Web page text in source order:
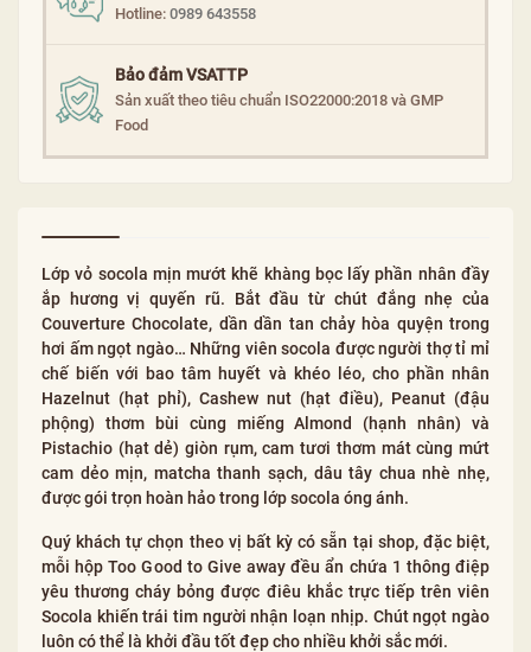
Hotline: 0989 643558
Bảo đảm VSATTP
Sản xuất theo tiêu chuẩn ISO22000:2018 và GMP
Food
Lớp vỏ socola mịn mướt khẽ khàng bọc lấy phần nhân đầy
ắp hương vị quyến rũ. Bắt đầu từ chút đắng nhẹ của
Couverture Chocolate, dần dần tan chảy hòa quyện trong
hơi ấm ngọt ngào… Những viên socola được người thợ tỉ mỉ
chế biến với bao tâm huyết và khéo léo, cho phần nhân
Hazelnut (hạt phỉ), Cashew nut (hạt điều), Peanut (đậu
phộng) thơm bùi cùng miếng Almond (hạnh nhân) và
Pistachio (hạt dẻ) giòn rụm, cam tươi thơm mát cùng mứt
cam dẻo mịn, matcha thanh sạch, dâu tây chua nhè nhẹ,
được gói trọn hoàn hảo trong lớp socola óng ánh.
Quý khách tự chọn theo vị bất kỳ có sẵn tại shop, đặc biệt,
mỗi hộp Too Good to Give away đều ẩn chứa 1 thông điệp
yêu thương cháy bỏng được điêu khắc trực tiếp trên viên
Socola khiến trái tim người nhận loạn nhịp. Chút ngọt ngào
luôn có thể là khởi đầu tốt đẹp cho nhiều khởi sắc mới.